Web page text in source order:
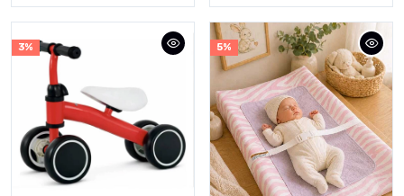
3% 5%